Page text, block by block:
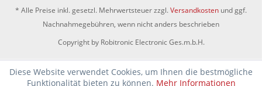
* Alle Preise inkl. gesetzl. Mehrwertsteuer zzgl.Versandkosten und ggf.
Nachnahmegebühren, wenn nicht anders beschrieben
Copyright by Robitronic Electronic Ges.m.b.H.
Diese Website verwendet Cookies, um Ihnen die bestmögliche
Funktionalität bieten zu können. Mehr Informationen